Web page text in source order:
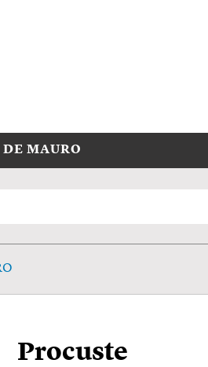
MAURO
Procuste